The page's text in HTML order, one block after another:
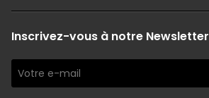
Inscrivez-vous à notre Newsletter